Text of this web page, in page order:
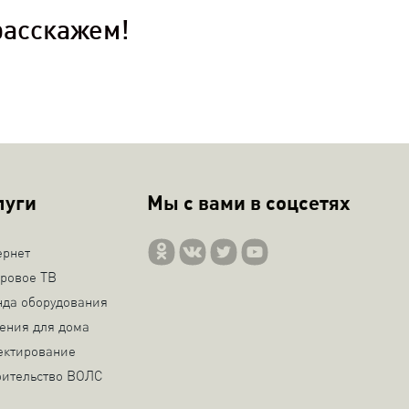
ТВ
оборудования
для дома
ВОЛС
Мы с вами в соцсетях